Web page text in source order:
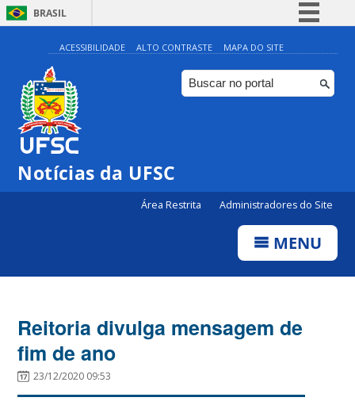
BRASIL
Simplifique!
Comunica BR
Participe
ACESSIBILIDADE ALTO CONTRASTE MAPA DO SITE
Notícias da UFSC
Área Restrita Administradores do Site
MENU
Reitoria divulga mensagem de
fim de ano
23/12/2020 09:53